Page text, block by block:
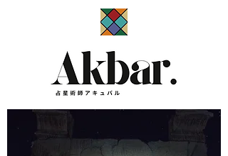
​占星術師アキュバル公式サイト